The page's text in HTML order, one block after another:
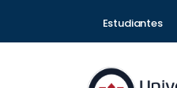
Estudiantes